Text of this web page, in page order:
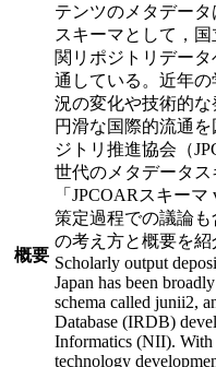
概要
テンツのメタデー
スキーマとして，
関リポジトリデー
通している。近年
況の変化や技術的
円滑な国際的流通
ジトリ推進協会（
世代のメタデータス
「JPCOARスキー
策定過程での議論
の考え方と概要を紹
Scholarly output
Japan has been
schema called junii2,
Database (IRDB)
Informatics (NII). With
technology